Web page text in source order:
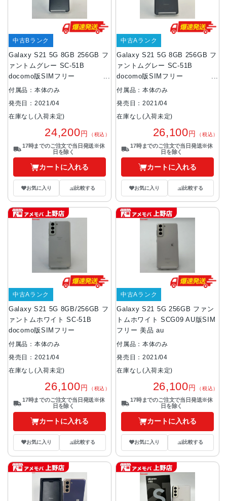
Galaxy S21 5G 8GB 256GB フ
ァントムグレー SC-51B
docomo版SIMフリー
8GB/256GB
中古Bランク
付属品：本体のみ
発売日：2021/04
在庫なし(入荷未定)
24,200円 （税込）
17時までのご注文で当日発送※休
日を除く
カートに入れる
お気に入り 比較する
Galaxy S21 5G 8GB 256GB フ
ァントムグレー SC-51B
docomo版SIMフリー
8GB/256GB
中古Aランク
付属品：本体のみ
発売日：2021/04
在庫なし(入荷未定)
26,100円 （税込）
17時までのご注文で当日発送※休
日を除く
カートに入れる
お気に入り 比較する
Galaxy S21 5G 8GB/256GB フ
ァントムホワイト SC-51B
docomo版SIMフリー
中古Aランク
付属品：本体のみ
発売日：2021/04
在庫なし(入荷未定)
26,100円 （税込）
17時までのご注文で当日発送※休
日を除く
カートに入れる
お気に入り 比較する
Galaxy S21 5G 256GB ファン
トムホワイト SCG09 AU版SIM
フリー 美品 au
中古Aランク
付属品：本体のみ
発売日：2021/04
在庫なし(入荷未定)
26,100円 （税込）
17時までのご注文で当日発送※休
日を除く
カートに入れる
お気に入り 比較する